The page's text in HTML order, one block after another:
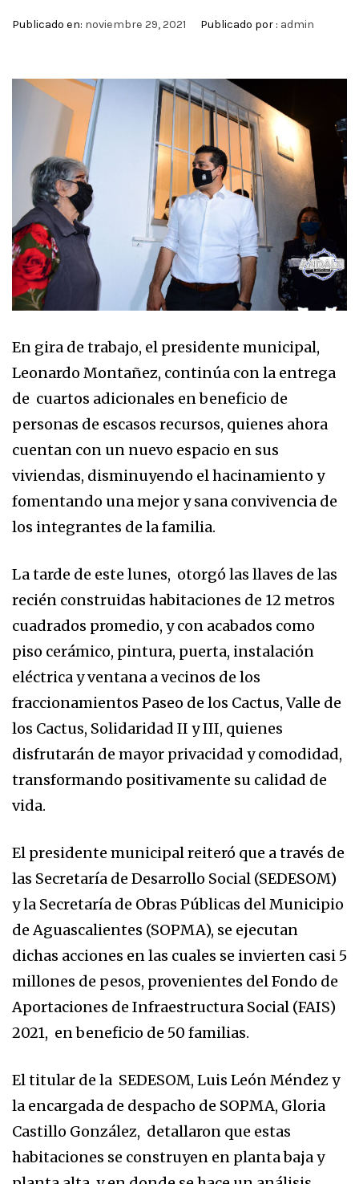
Publicado en: noviembre 29, 2021 Publicado por : admin
En gira de trabajo, el presidente municipal,
Leonardo Montañez, continúa con la entrega
de cuartos adicionales en beneficio de
personas de escasos recursos, quienes ahora
cuentan con un nuevo espacio en sus
viviendas, disminuyendo el hacinamiento y
fomentando una mejor y sana convivencia de
los integrantes de la familia.
La tarde de este lunes, otorgó las llaves de las
recién construidas habitaciones de 12 metros
cuadrados promedio, y con acabados como
piso cerámico, pintura, puerta, instalación
eléctrica y ventana a vecinos de los
fraccionamientos Paseo de los Cactus, Valle de
los Cactus, Solidaridad II y III, quienes
disfrutarán de mayor privacidad y comodidad,
transformando positivamente su calidad de
vida.
El presidente municipal reiteró que a través de
las Secretaría de Desarrollo Social (SEDESOM)
y la Secretaría de Obras Públicas del Municipio
de Aguascalientes (SOPMA), se ejecutan
dichas acciones en las cuales se invierten casi 5
millones de pesos, provenientes del Fondo de
Aportaciones de Infraestructura Social (FAIS)
2021, en beneficio de 50 familias.
El titular de la SEDESOM, Luis León Méndez y
la encargada de despacho de SOPMA, Gloria
Castillo González, detallaron que estas
habitaciones se construyen en planta baja y